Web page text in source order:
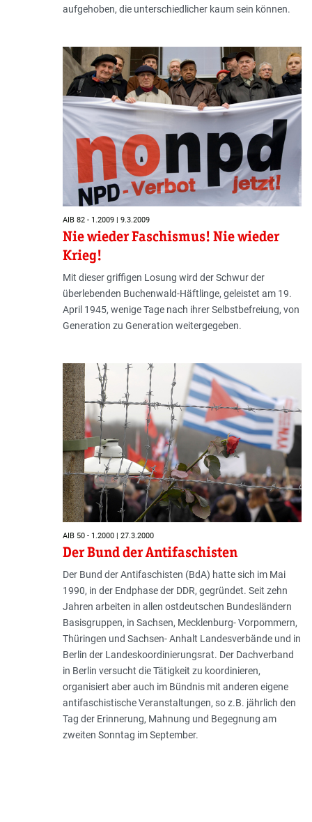
aufgehoben, die unterschiedlicher kaum sein können.
AIB 82 - 1.2009 | 9.3.2009
Nie wieder Faschismus! Nie wieder
Krieg!
Mit dieser griffigen Losung wird der Schwur der
überlebenden Buchenwald-Häftlinge, geleistet am 19.
April 1945, wenige Tage nach ihrer Selbstbefreiung, von
Generation zu Generation weitergegeben.
AIB 50 - 1.2000 | 27.3.2000
Der Bund der Antifaschisten
Der Bund der Antifaschisten (BdA) hatte sich im Mai
1990, in der Endphase der DDR, gegründet. Seit zehn
Jahren arbeiten in allen ostdeutschen Bundesländern
Basisgruppen, in Sachsen, Mecklenburg- Vorpommern,
Thüringen und Sachsen- Anhalt Landesverbände und in
Berlin der Landeskoordinierungsrat. Der Dachverband
in Berlin versucht die Tätigkeit zu koordinieren,
organisiert aber auch im Bündnis mit anderen eigene
antifaschistische Veranstaltungen, so z.B. jährlich den
Tag der Erinnerung, Mahnung und Begegnung am
zweiten Sonntag im September.